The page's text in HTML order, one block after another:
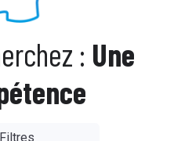
: Une
Filtres